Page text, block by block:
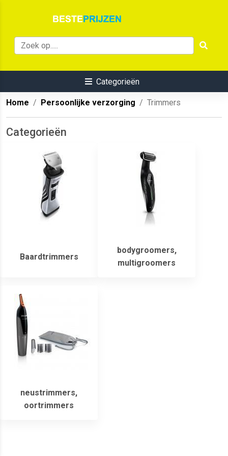
Categorieën
Home Persoonlijke verzorging Trimmers
Categorieën
Baardtrimmers
bodygroomers,
multigroomers
neustrimmers,
oortrimmers